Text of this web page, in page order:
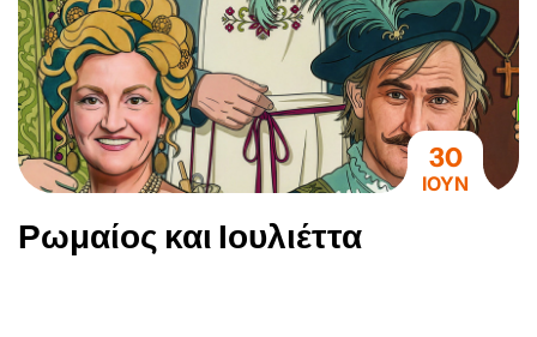
30
ΙΟΥΝ
Ρωμαίος και Ιουλιέττα